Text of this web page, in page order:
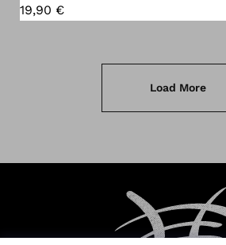
19,90 €
Load More